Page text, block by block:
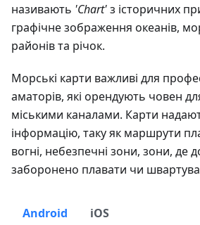
називають 'Chart'з історичних
графічне зображення океанів,
районів та річок.
Морські карти важливі для
аматорів, які орендують човен
міськими каналами. Карти
інформацію, таку як маршрути
вогні, небезпечні зони, зони, де
заборонено плавати чи
Android iOS